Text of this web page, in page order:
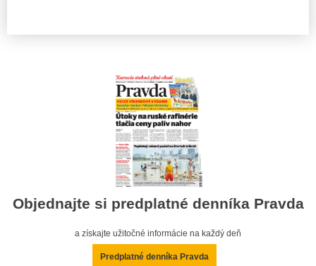
Objednajte si predplatné denníka Pravda
a získajte užitočné informácie na každý deň
Predplatné denníka Pravda